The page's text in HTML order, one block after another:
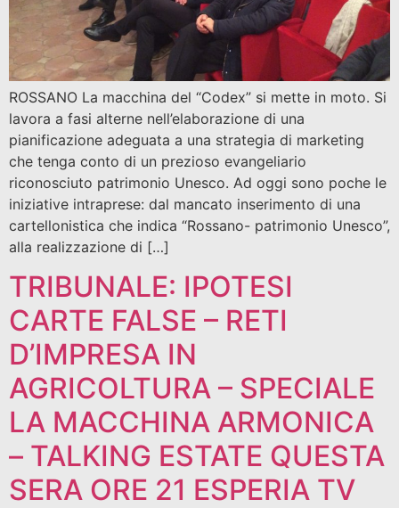
ROSSANO La macchina del “Codex” si mette in moto. Si
lavora a fasi alterne nell’elaborazione di una
pianificazione adeguata a una strategia di marketing
che tenga conto di un prezioso evangeliario
riconosciuto patrimonio Unesco. Ad oggi sono poche le
iniziative intraprese: dal mancato inserimento di una
cartellonistica che indica “Rossano- patrimonio Unesco”,
alla realizzazione di […]
TRIBUNALE: IPOTESI
CARTE FALSE – RETI
D’IMPRESA IN
AGRICOLTURA – SPECIALE
LA MACCHINA ARMONICA
– TALKING ESTATE QUESTA
SERA ORE 21 ESPERIA TV